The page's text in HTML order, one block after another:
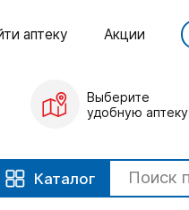
аптеку Акции
Выберите
удобную аптеку
Каталог